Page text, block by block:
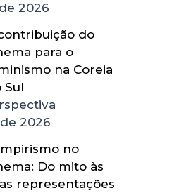
2026
do
para o
na Coreia
Sul
2026
no
Do mito às
representações